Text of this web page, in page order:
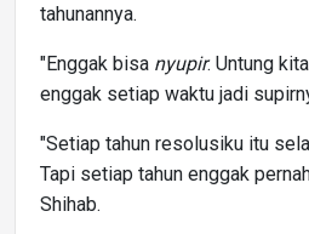
tahunannya.
"Enggak bisa nyupir. Untung
enggak setiap waktu jadi
"Setiap tahun resolusiku itu
Tapi setiap tahun enggak
Shihab.